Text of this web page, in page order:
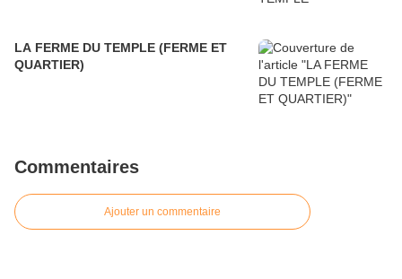
LA FERME DU TEMPLE (FERME ET
QUARTIER)
Commentaires
Ajouter un commentaire